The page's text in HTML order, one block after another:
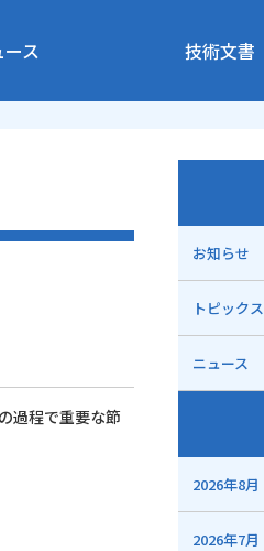
ス 技術文書
過程で重要な節
お知らせ
トピックス
ニュース
2026年8月
2026年7月